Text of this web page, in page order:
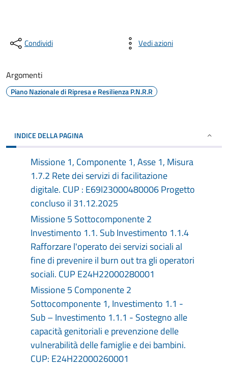
Condividi Vedi azioni
Argomenti
Piano Nazionale di Ripresa e Resilienza P.N.R.R
INDICE DELLA PAGINA
Missione 1, Componente 1, Asse 1, Misura
1.7.2 Rete dei servizi di facilitazione
digitale. CUP : E69I23000480006 Progetto
concluso il 31.12.2025
Missione 5 Sottocomponente 2
Investimento 1.1. Sub Investimento 1.1.4
Rafforzare l'operato dei servizi sociali al
fine di prevenire il burn out tra gli operatori
sociali. CUP E24H22000280001
Missione 5 Componente 2
Sottocomponente 1, Investimento 1.1 -
Sub – Investimento 1.1.1 - Sostegno alle
capacità genitoriali e prevenzione delle
vulnerabilità delle famiglie e dei bambini.
CUP: E24H22000260001